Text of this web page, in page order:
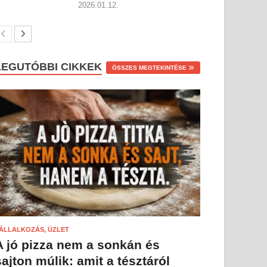
2026.01.12.
CIKKEK ÖSSZES MEGTEKINTÉSE
ÜZLET
jó pizza nem a sonkán és
múlik: amit a tésztáról